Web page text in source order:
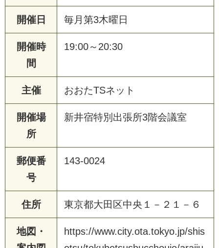
開催日 毎月第3木曜日
開催時
間
19:00～20:30
主催 おおたTSネット
開催場
所
新井宿特別出張所3階会議室
郵便番
号
143-0024
住所 東京都大田区中央１－２１－６
地図・
https://www.city.ota.tokyo.jp/shis